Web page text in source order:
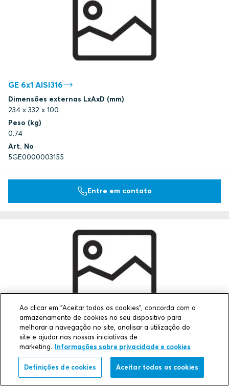
GE 6x1 AISI316
Dimensões externas LxAxD (mm)
234 x 332 x 100
Peso (kg)
0.74
Art. No
5GE0000003155
Entre em contato
GE 6x2 AISI316
Dimensões externas LxAxD (mm)
365 x 332 x 100
Ao clicar em "Aceitar todos os cookies", concorda com o
armazenamento de cookies no seu dispositivo para
melhorar a navegação no site, analisar a utilização do
site e ajudar nas nossas iniciativas de
marketing. Informações sobre privacidade e cookies
Definições de cookies Aceitar todos os cookies